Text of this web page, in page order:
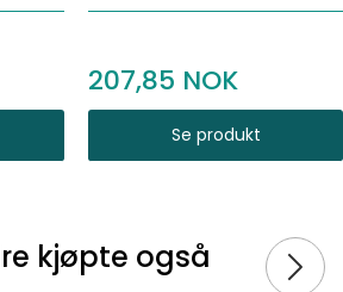
207,85
Se produkt
kjøpte også